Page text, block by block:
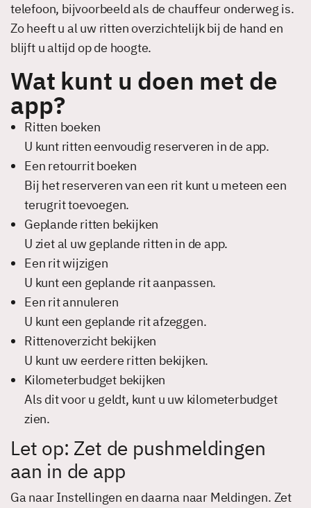
telefoon, bijvoorbeeld als de chauffeur onderweg is.
Zo heeft u al uw ritten overzichtelijk bij de hand en
blijft u altijd op de hoogte.
Wat kunt u doen met de
app?
Ritten boeken
U kunt ritten eenvoudig reserveren in de app.
Een retourrit boeken
Bij het reserveren van een rit kunt u meteen een
terugrit toevoegen.
Geplande ritten bekijken
U ziet al uw geplande ritten in de app.
Een rit wijzigen
U kunt een geplande rit aanpassen.
Een rit annuleren
U kunt een geplande rit afzeggen.
Rittenoverzicht bekijken
U kunt uw eerdere ritten bekijken.
Kilometerbudget bekijken
Als dit voor u geldt, kunt u uw kilometerbudget
zien.
Let op: Zet de pushmeldingen
aan in de app
Ga naar Instellingen en daarna naar Meldingen. Zet